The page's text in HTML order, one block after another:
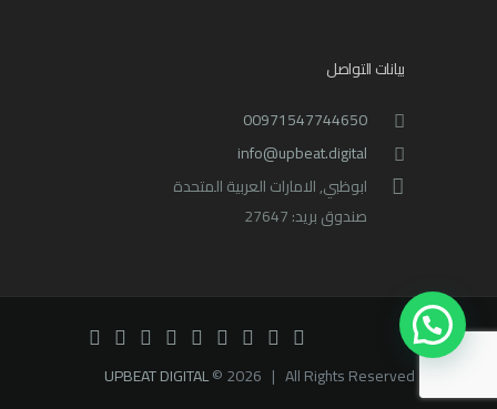
بيانات التواصل
00971547744650
info@upbeat.digital
ابوظبي, الامارات العربية المتحدة
صندوق بريد: 27647
UPBEAT DIGITAL© 2026 | All Rights Reserved